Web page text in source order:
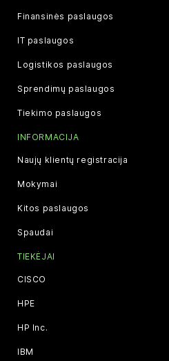
Finansinės paslaugos
IT paslaugos
Logistikos paslaugos
Sprendimų paslaugos
Tiekimo paslaugos
INFORMACIJA
Naujų klientų registracija
Mokymai
Kitos paslaugos
Spaudai
TIEKĖJAI
CISCO
HPE
HP Inc.
IBM